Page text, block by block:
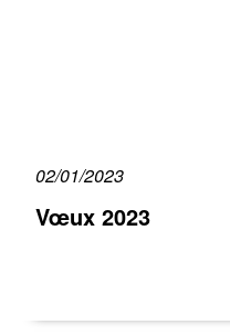
02/01/2023
Vœux 2023